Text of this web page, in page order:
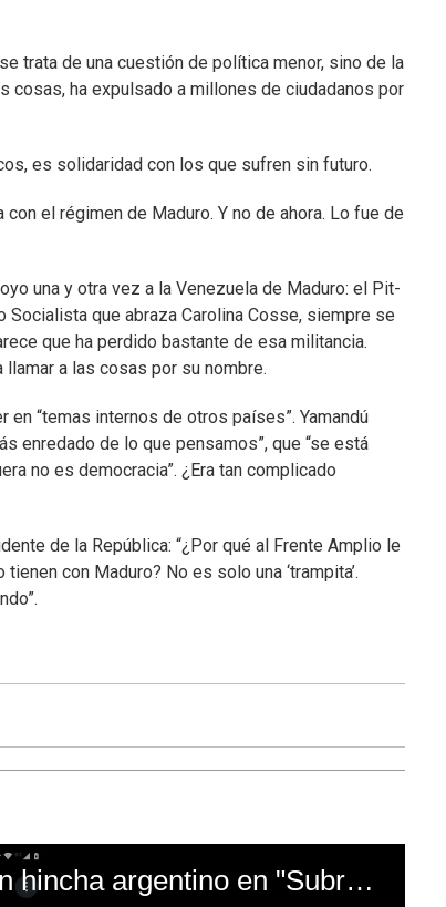
trata de una cuestión de política menor, sino de la
cosas, ha expulsado a millones de ciudadanos por
es solidaridad con los que sufren sin futuro.
el régimen de Maduro. Y no de ahora. Lo fue de
una y otra vez a la Venezuela de Maduro: el Pit-
que abraza Carolina Cosse, siempre se
que ha perdido bastante de esa militancia.
a las cosas por su nombre.
“temas internos de otros países”. Yamandú
enredado de lo que pensamos”, que “se está
no es democracia”. ¿Era tan complicado
de la República: “¿Por qué al Frente Amplio le
con Maduro? No es solo una ‘trampita’.
El mal momento de Yanina Gasañol con un hincha argentino en "Subrayado"